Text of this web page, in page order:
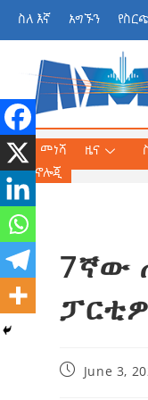
ስለ እኛ አግኙን
መነሻ ዜና
ቴክኖሎጂ
7ኛው
June 3,